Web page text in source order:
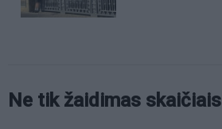
Ne tik žaidimas skaičiais